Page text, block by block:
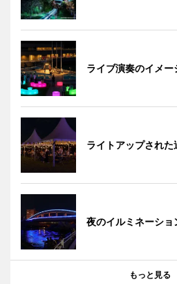
ライブ演奏のイメー
ライトアップされ
夜のイルミネーショ
もっと見る